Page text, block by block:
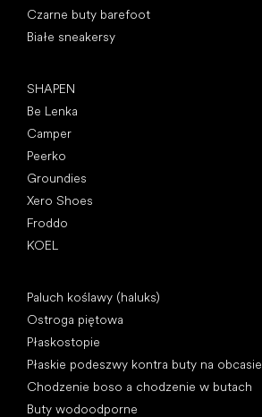
Czarne buty barefoot
Białe sneakersy
SHAPEN
Be Lenka
Camper
Peerko
Groundies
Xero Shoes
Froddo
KOEL
Paluch koślawy (haluks)
Ostroga piętowa
Płaskostopie
Płaskie podeszwy kontra buty na obcasie
Chodzenie boso a chodzenie w butach
Buty wodoodporne